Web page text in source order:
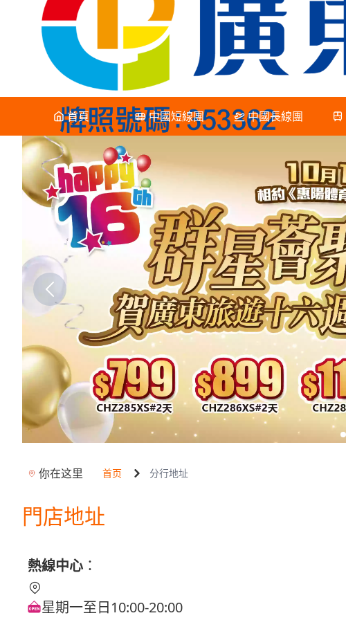
首頁 中國短線團 中國長線團
你在这里 首页 分行地址
門店地址
熱線中心 ：
星期一至日10:00-20:00